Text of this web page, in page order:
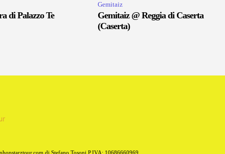
di Palazzo Te
Gemitaiz
Gemitaiz @ Reggia di Caserta
(Caserta)
di Stefano Tosoni P.IVA: 10686660969